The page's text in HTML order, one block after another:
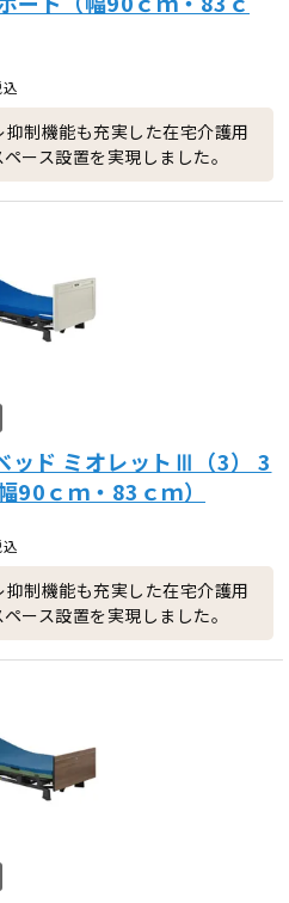
制機能も充実した在宅介護用
ース設置を実現しました。
ッド ミオレットⅢ（3） 3
90ｃｍ・83ｃｍ）
制機能も充実した在宅介護用
ース設置を実現しました。